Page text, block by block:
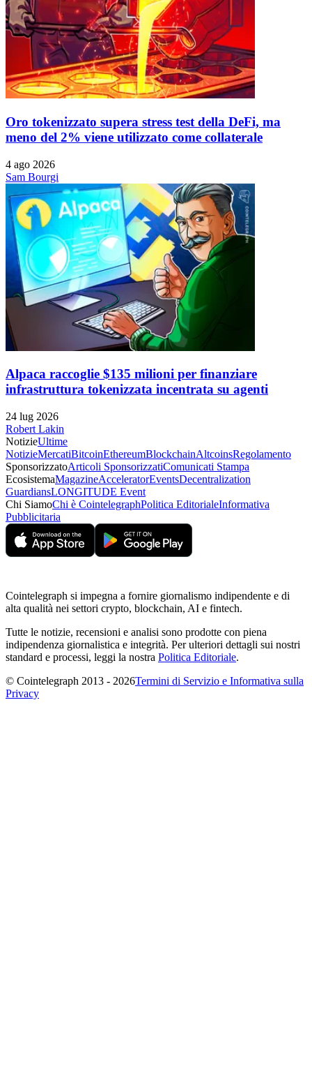
Oro tokenizzato supera stress test della DeFi, ma
meno del 2% viene utilizzato come collaterale
4 ago 2026
Sam Bourgi
Alpaca raccoglie $135 milioni per finanziare
infrastruttura tokenizzata incentrata su agenti
24 lug 2026
Robert Lakin
NotizieUltime
NotizieMercatiBitcoinEthereumBlockchainAltcoinsRegolamento
SponsorizzatoArticoli SponsorizzatiComunicati Stampa
EcosistemaMagazineAcceleratorEventsDecentralization
GuardiansLONGITUDE Event
Chi SiamoChi è CointelegraphPolitica EditorialeInformativa
Pubblicitaria
Cointelegraph si impegna a fornire giornalismo indipendente e di
alta qualità nei settori crypto, blockchain, AI e fintech.
Tutte le notizie, recensioni e analisi sono prodotte con piena
indipendenza giornalistica e integrità. Per ulteriori dettagli sui nostri
standard e processi, leggi la nostra Politica Editoriale.
© Cointelegraph 2013 - 2026Termini di Servizio e Informativa sulla
Privacy